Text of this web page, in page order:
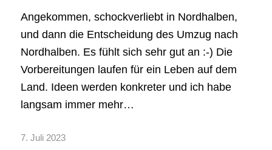
Angekommen, schockverliebt in Nordhalben,
und dann die Entscheidung des Umzug nach
Nordhalben. Es fühlt sich sehr gut an :-) Die
Vorbereitungen laufen für ein Leben auf dem
Land. Ideen werden konkreter und ich habe
langsam immer mehr…
7. Juli 2023